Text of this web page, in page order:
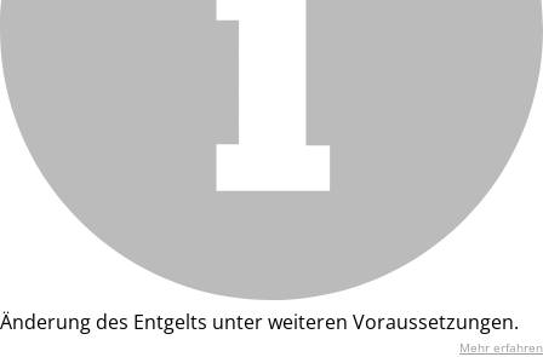
Änderung des Entgelts unter weiteren Voraussetzungen.
Mehr erfahren